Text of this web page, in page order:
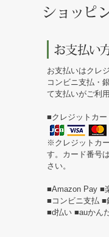
お支払いはクレ
コンビニ支払・
て支払いがご利
■クレジットカー
※クレジットカ
す。カード番号
さい。
■Amazon Pay ■
■コンビニ支払 ■
■d払い ■auかん